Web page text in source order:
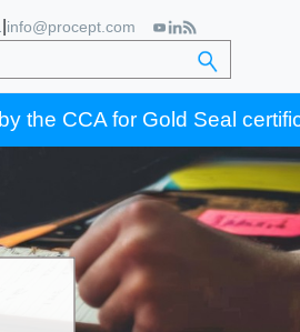
info@procept.com
Gold Seal certification